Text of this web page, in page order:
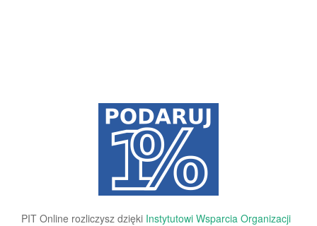
PIT Online rozliczysz dzięki Instytutowi Wsparcia Organizacji